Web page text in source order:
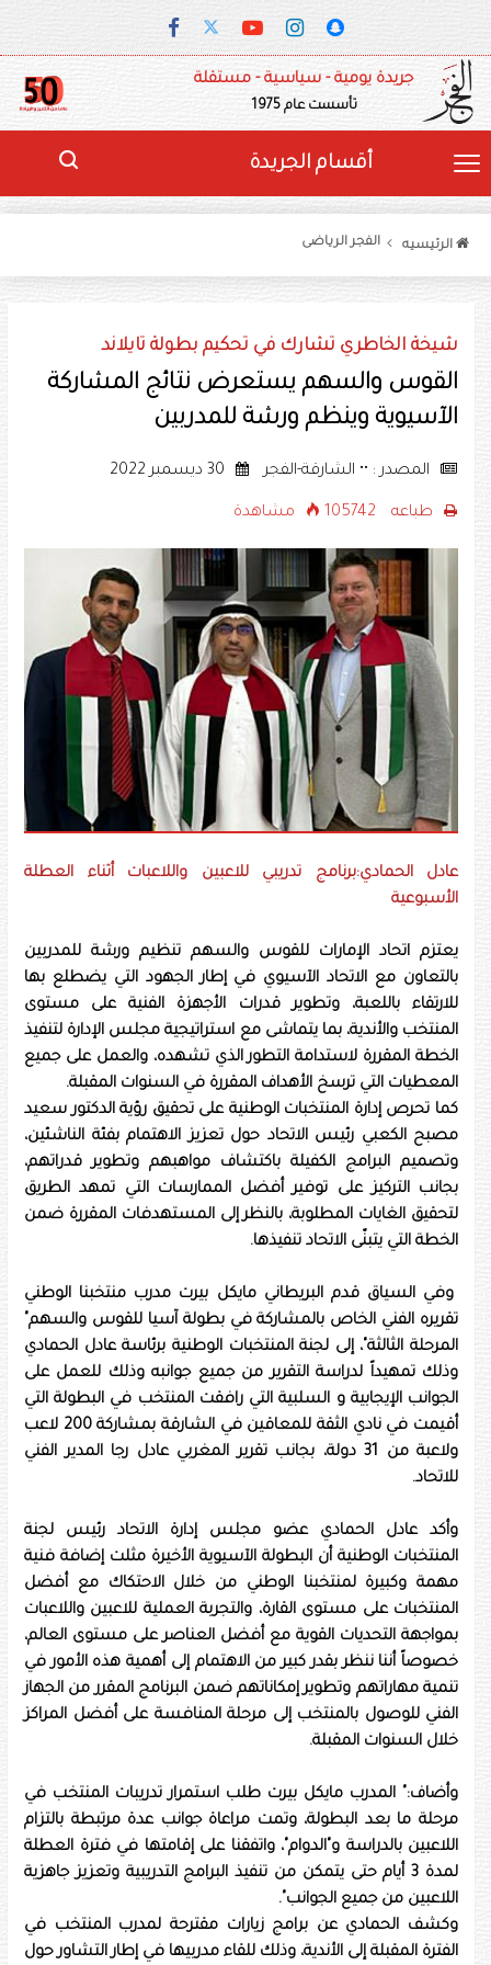
جريدة يومية - سياسية - مستقلة
تأسست عام 1975
أقسام الجريدة
الرئيسيه الفجر الرياضى
شيخة الخاطري تشارك في تحكيم بطولة تايلاند
القوس والسهم يستعرض نتائج المشاركة
الآسيوية وينظم ورشة للمدربين
المصدر : •• الشارقة-الفجر
طباعه 105742 مشاهدة
عادل الحمادي:برنامج تدريبي للاعبين واللاعبات أثناء العطلة
الأسبوعية
يعتزم اتحاد الإمارات للقوس والسهم تنظيم ورشة للمدربين
بالتعاون مع الاتحاد الآسيوي في إطار الجهود التي يضطلع بها
للارتقاء باللعبة، وتطوير قدرات الأجهزة الفنية على مستوى
المنتخب والأندية، بما يتماشى مع استراتيجية مجلس الإدارة لتنفيذ
الخطة المقررة لاستدامة التطور الذي تشهده، والعمل على جميع
المعطيات التي ترسخ الأهداف المقررة في السنوات المقبلة.
كما تحرص إدارة المنتخبات الوطنية على تحقيق رؤية الدكتور سعيد
مصبح الكعبي رئيس الاتحاد حول تعزيز الاهتمام بفئة الناشئين،
وتصميم البرامج الكفيلة باكتشاف مواهبهم وتطوير قدراتهم،
بجانب التركيز على توفير أفضل الممارسات التي تمهد الطريق
لتحقيق الغايات المطلوبة، بالنظر إلى المستهدفات المقررة ضمن
الخطة التي يتبنّى الاتحاد تنفيذها.
وفي السياق قدم البريطاني مايكل بيرت مدرب منتخبنا الوطني
تقريره الفني الخاص بالمشاركة في بطولة آسيا للقوس والسهم"
المرحلة الثالثة"، إلى لجنة المنتخبات الوطنية برئاسة عادل الحمادي
وذلك تمهيداً لدراسة التقرير من جميع جوانبه وذلك للعمل على
الجوانب الإيجابية و السلبية التي رافقت المنتخب في البطولة التي
أقيمت في نادي الثقة للمعاقين في الشارقة بمشاركة 200 لاعب
ولاعبة من 31 دولة، بجانب تقرير المغربي عادل رجا المدير الفني
للاتحاد.
وأكد عادل الحمادي عضو مجلس إدارة الاتحاد رئيس لجنة
المنتخبات الوطنية أن البطولة الآسيوية الأخيرة مثلت إضافة فنية
مهمة وكبيرة لمنتخبنا الوطني من خلال الاحتكاك مع أفضل
المنتخبات على مستوى القارة، والتجربة العملية للاعبين واللاعبات
بمواجهة التحديات القوية مع أفضل العناصر على مستوى العالم،
خصوصاً أننا ننظر بقدر كبير من الاهتمام إلى أهمية هذه الأمور في
تنمية مهاراتهم وتطوير إمكاناتهم ضمن البرنامج المقرر من الجهاز
الفني للوصول بالمنتخب إلى مرحلة المنافسة على أفضل المراكز
خلال السنوات المقبلة.
وأضاف:" المدرب مايكل بيرت طلب استمرار تدريبات المنتخب في
مرحلة ما بعد البطولة، وتمت مراعاة جوانب عدة مرتبطة بالتزام
اللاعبين بالدراسة و"الدوام"، واتفقنا على إقامتها في فترة العطلة
لمدة 3 أيام حتى يتمكن من تنفيذ البرامج التدريبية وتعزيز جاهزية
اللاعبين من جميع الجوانب".
وكشف الحمادي عن برامج زيارات مقترحة لمدرب المنتخب في
الفترة المقبلة إلى الأندية، وذلك للقاء مدربيها في إطار التشاور حول